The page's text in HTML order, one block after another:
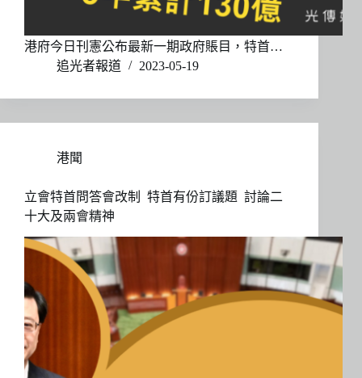
港府今日刊憲公布最新一期政府賬目，特首…
追光者報道
2023-05-19
港聞
立會特首問答會改制 特首有份訂議題 討論二
十大及兩會精神